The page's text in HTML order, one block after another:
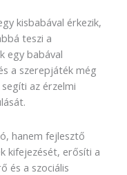
kisbabával érkezik,
teszi a
egy babával
a szerepjáték még
az érzelmi
hanem fejlesztő
kifejezését, erősíti a
és a szociális